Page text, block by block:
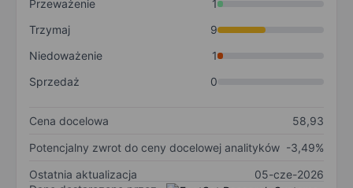
Przeważenie
1
Trzymaj
9
Niedoważenie
1
Sprzedaż
0
Cena docelowa
58,93
Potencjalny zwrot do ceny docelowej analityków -3,49%
Ostatnia aktualizacja
05-cze-2026